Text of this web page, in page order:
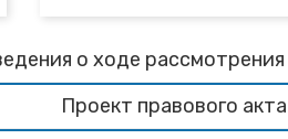
о ходе
Проект правового акта